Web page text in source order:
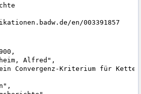
en/003391857
Alfred",
Convergenz-Kriterium für